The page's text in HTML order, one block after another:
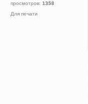
просмотров: 1358
Для печати